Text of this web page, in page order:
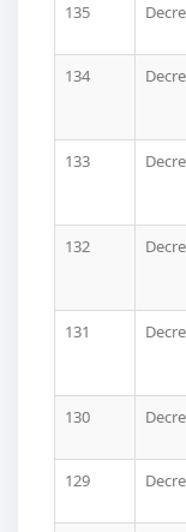
135
134
133
132
131
130
129